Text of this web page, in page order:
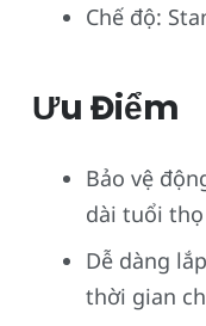
Chế độ:
Ưu Điểm
Bảo vệ
dài tuổi
Dễ dàng
thời gian